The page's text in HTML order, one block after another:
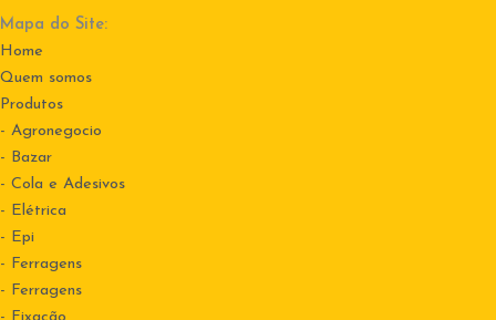
Mapa do Site:
Home
Quem somos
Produtos
- Agronegocio
- Bazar
- Cola e Adesivos
- Elétrica
- Epi
- Ferragens
- Ferragens